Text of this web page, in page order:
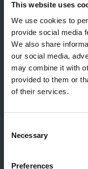
This website uses
We use cookies to
provide social media
We also share
our social media,
may combine it with
provided to them or
of their services.
Selection
Necessary
Preferences
Wśród naszych
Teambuilding &
Jak pracować z
Od Low Prep’u do
Rozśpiewana